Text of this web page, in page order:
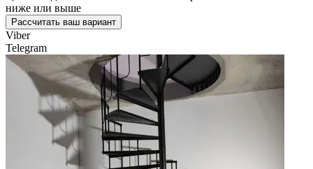
ниже или выше
Рассчитать ваш вариант
Viber
Telegram